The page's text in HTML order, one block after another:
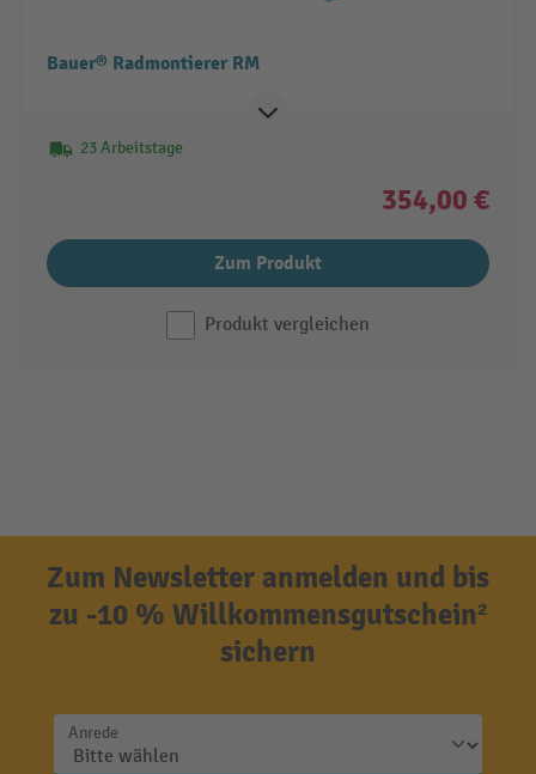
Bauer® Radmontierer RM
23 Arbeitstage
354,00 €
Zum Produkt
Produkt vergleichen
Zum Newsletter anmelden und bis
zu -10 % Willkommensgutschein²
sichern
Anrede